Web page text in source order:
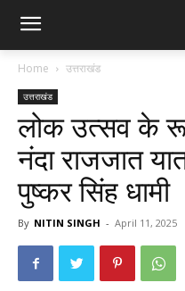
Home उत्तराखंड
उत्तराखंड
लोक उत्सव के
नंदा राजजात
पुष्कर सिंह धामी
By NITIN SINGH - April 11, 2025